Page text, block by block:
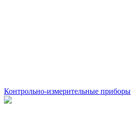
Контрольно-измерительные приборы